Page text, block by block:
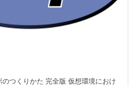
のつくりかた 完全版 仮想環境におけ